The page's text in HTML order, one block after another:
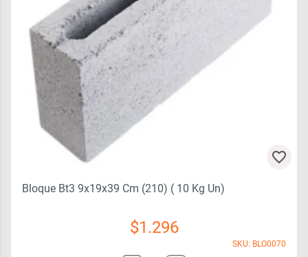
Bloque Bt3 9x19x39 Cm (210) ( 10 Kg Un)
$1.296
SKU: BLO0070